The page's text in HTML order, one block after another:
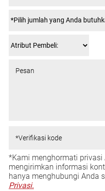
*Kami menghormati privasi
mengirimkan informasi
hanya menghubungi Anda
Privasi.